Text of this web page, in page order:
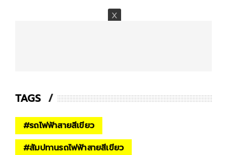
TAGS
#รถไฟฟ้าสายสีเขียว
#สัมปทานรถไฟฟ้าสายสีเขียว